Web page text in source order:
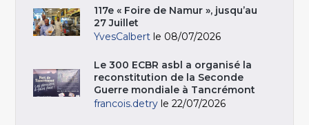
117e « Foire de Namur », jusqu’au
27 Juillet
YvesCalbert le 08/07/2026
Le 300 ECBR asbl a organisé la
reconstitution de la Seconde
Guerre mondiale à Tancrémont
francois.detry le 22/07/2026